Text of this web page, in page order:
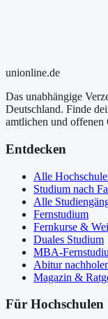
unionline.de
Das unabhängige
Deutschland. Finde
amtlichen und offenen
Entdecken
Alle
Studium nach
Alle
Fernstudium
Fernkurse &
Duales Studium
MBA-
Abitur
Magazin &
Für Hochschulen